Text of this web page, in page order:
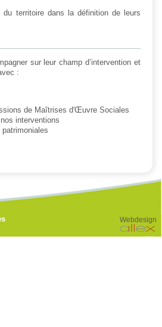
du territoire dans la définition de leurs
sur leur champ d’intervention et
:
de Maîtrises d'Œuvre Sociales
interventions
Webdesign